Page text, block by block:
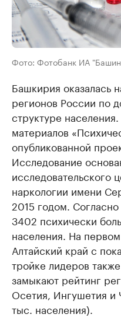
Фото: Фотобанк ИА
Башкирия оказалась
регионов России по
структуре
материалов
опубликованной
Исследование
исследовательского
наркологии имени
2015 годом.
3402 психически
населения. На
Алтайский край с
тройке лидеров
замыкают рейтинг
Осетия, Ингушетия и
тыс. населения).